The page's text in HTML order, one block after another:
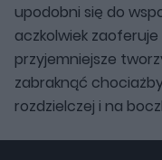
upodobni się do
aczkolwiek
przyjemniejsze
zabraknąć
rozdzielczej i na